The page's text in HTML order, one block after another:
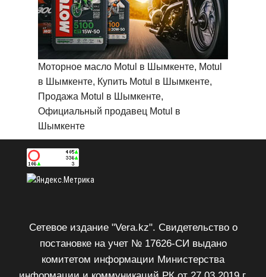
Моторное масло Motul в Шымкенте, Motul
в Шымкенте, Купить Motul в Шымкенте,
Продажа Motul в Шымкенте,
Официальный продавец Motul в
Шымкенте
Сетевое издание "Vera.kz". Свидетельство о
постановке на учет № 17626-СИ выдано
комитетом информации Министерства